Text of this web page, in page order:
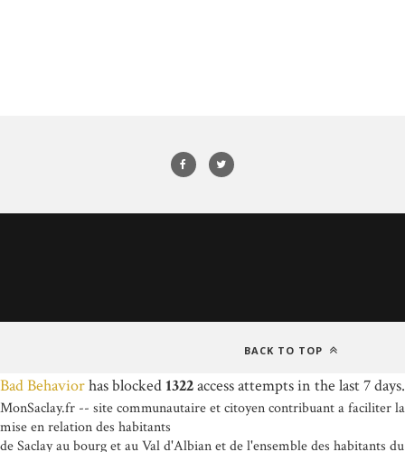
BACK TO TOP
Bad Behaviorhas blocked1322access attempts in the last 7 days.
MonSaclay.fr -- site communautaire et citoyen contribuant a faciliter la
mise en relation des habitants
de Saclay au bourg et au Val d'Albian et de l'ensemble des habitants du